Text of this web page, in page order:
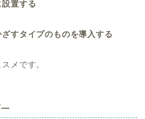
設置する
ざすタイプのものを導入する
メです。